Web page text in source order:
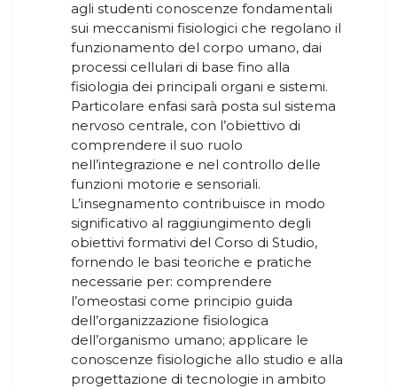
agli studenti conoscenze fondamentali
sui meccanismi fisiologici che regolano il
funzionamento del corpo umano, dai
processi cellulari di base fino alla
fisiologia dei principali organi e sistemi.
Particolare enfasi sarà posta sul sistema
nervoso centrale, con l’obiettivo di
comprendere il suo ruolo
nell’integrazione e nel controllo delle
funzioni motorie e sensoriali.
L’insegnamento contribuisce in modo
significativo al raggiungimento degli
obiettivi formativi del Corso di Studio,
fornendo le basi teoriche e pratiche
necessarie per: comprendere
l’omeostasi come principio guida
dell’organizzazione fisiologica
dell’organismo umano; applicare le
conoscenze fisiologiche allo studio e alla
progettazione di tecnologie in ambito